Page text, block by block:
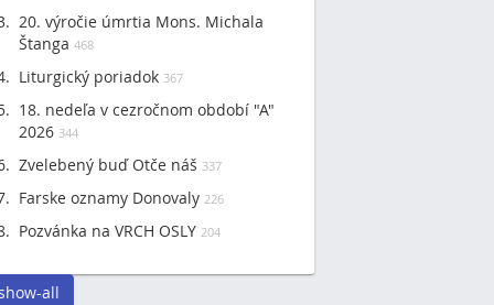
20. výročie úmrtia Mons. Michala
Štanga 468
Liturgický poriadok 367
18. nedeľa v cezročnom období "A"
2026 344
Zvelebený buď Otče náš 337
Farske oznamy Donovaly 226
Pozvánka na VRCH OSLY 204
all